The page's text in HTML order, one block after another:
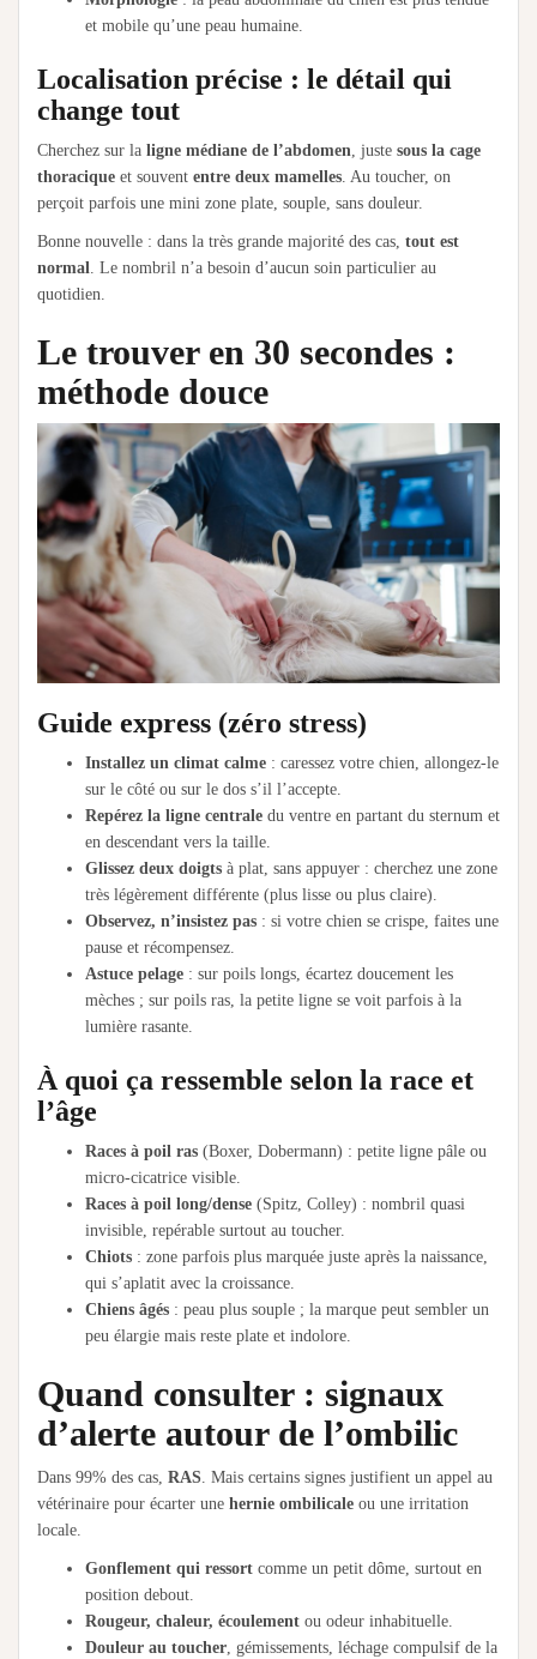
et mobile qu’une peau humaine.
Localisation précise : le détail qui
change tout
Cherchez sur la ligne médiane de l’abdomen, juste sous la cage
thoracique et souvent entre deux mamelles. Au toucher, on
perçoit parfois une mini zone plate, souple, sans douleur.
Bonne nouvelle : dans la très grande majorité des cas, tout est
normal. Le nombril n’a besoin d’aucun soin particulier au
quotidien.
Le trouver en 30 secondes :
méthode douce
Guide express (zéro stress)
Installez un climat calme : caressez votre chien, allongez-le
sur le côté ou sur le dos s’il l’accepte.
Repérez la ligne centrale du ventre en partant du sternum et
en descendant vers la taille.
Glissez deux doigts à plat, sans appuyer : cherchez une zone
très légèrement différente (plus lisse ou plus claire).
Observez, n’insistez pas : si votre chien se crispe, faites une
pause et récompensez.
Astuce pelage : sur poils longs, écartez doucement les
mèches ; sur poils ras, la petite ligne se voit parfois à la
lumière rasante.
À quoi ça ressemble selon la race et
l’âge
Races à poil ras (Boxer, Dobermann) : petite ligne pâle ou
micro-cicatrice visible.
Races à poil long/dense (Spitz, Colley) : nombril quasi
invisible, repérable surtout au toucher.
Chiots : zone parfois plus marquée juste après la naissance,
qui s’aplatit avec la croissance.
Chiens âgés : peau plus souple ; la marque peut sembler un
peu élargie mais reste plate et indolore.
Quand consulter : signaux
d’alerte autour de l’ombilic
Dans 99% des cas, RAS. Mais certains signes justifient un appel au
vétérinaire pour écarter une hernie ombilicale ou une irritation
locale.
Gonflement qui ressort comme un petit dôme, surtout en
position debout.
Rougeur, chaleur, écoulement ou odeur inhabituelle.
Douleur au toucher, gémissements, léchage compulsif de la